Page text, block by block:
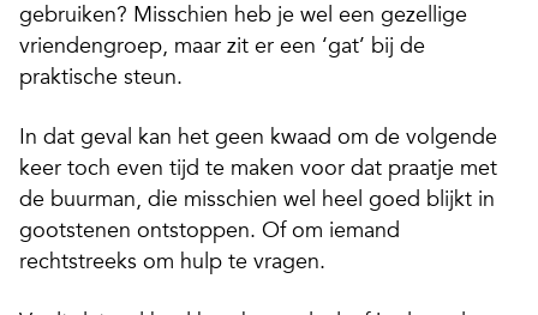
gebruiken? Misschien heb je wel een gezellige
vriendengroep, maar zit er een ‘gat’ bij de
praktische steun.
In dat geval kan het geen kwaad om de volgende
keer toch even tijd te maken voor dat praatje met
de buurman, die misschien wel heel goed blijkt in
gootstenen ontstoppen. Of om iemand
rechtstreeks om hulp te vragen.